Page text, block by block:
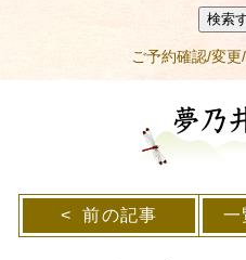
検索
ご予約確認/変更
夢乃
前の記事 一